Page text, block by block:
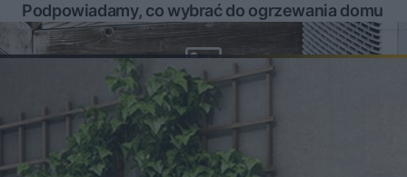
Podpowiadamy, co wybrać do ogrzewania domu